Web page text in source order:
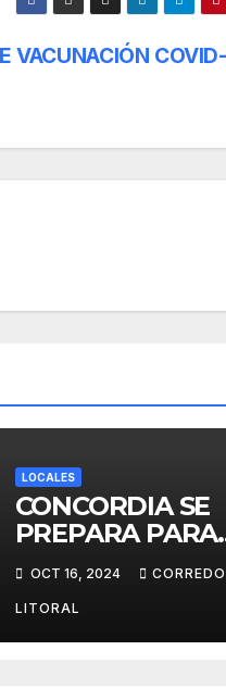
VACUNACIÓN
LOCALES
CONCORDIA SE
PREPARA PARA
EDICIÓN DE LA
FIESTA
DEL
OCT 16, 2024
LITORAL